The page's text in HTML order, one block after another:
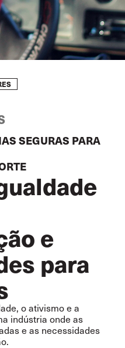
SEGURAS PARA
e
para
o ativismo e a
indústria onde as
e as necessidades